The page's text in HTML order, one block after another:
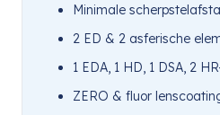
Minimale
2 ED & 2 asferische
1 EDA, 1 HD, 1 DSA, 2
ZERO & fluor